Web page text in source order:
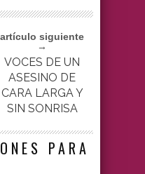
artículo siguiente
→
VOCES DE UN
ASESINO DE
CARA LARGA Y
SIN SONRISA
PARA